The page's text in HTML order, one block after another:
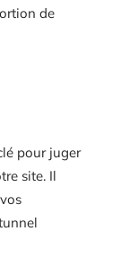
de
pour juger
site. Il